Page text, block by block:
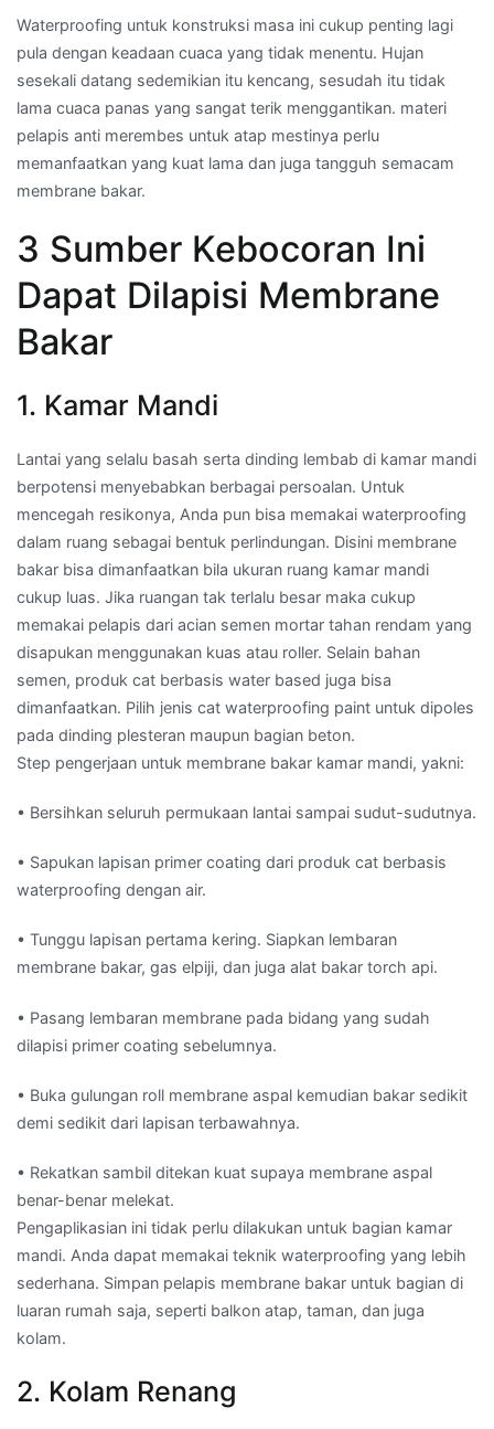
Waterproofing untuk konstruksi masa ini cukup penting lagi
pula dengan keadaan cuaca yang tidak menentu. Hujan
sesekali datang sedemikian itu kencang, sesudah itu tidak
lama cuaca panas yang sangat terik menggantikan. materi
pelapis anti merembes untuk atap mestinya perlu
memanfaatkan yang kuat lama dan juga tangguh semacam
membrane bakar.
3 Sumber Kebocoran Ini
Dapat Dilapisi Membrane
Bakar
1. Kamar Mandi
Lantai yang selalu basah serta dinding lembab di kamar mandi
berpotensi menyebabkan berbagai persoalan. Untuk
mencegah resikonya, Anda pun bisa memakai waterproofing
dalam ruang sebagai bentuk perlindungan. Disini membrane
bakar bisa dimanfaatkan bila ukuran ruang kamar mandi
cukup luas. Jika ruangan tak terlalu besar maka cukup
memakai pelapis dari acian semen mortar tahan rendam yang
disapukan menggunakan kuas atau roller. Selain bahan
semen, produk cat berbasis water based juga bisa
dimanfaatkan. Pilih jenis cat waterproofing paint untuk dipoles
pada dinding plesteran maupun bagian beton.
Step pengerjaan untuk membrane bakar kamar mandi, yakni:
• Bersihkan seluruh permukaan lantai sampai sudut-sudutnya.
• Sapukan lapisan primer coating dari produk cat berbasis
waterproofing dengan air.
• Tunggu lapisan pertama kering. Siapkan lembaran
membrane bakar, gas elpiji, dan juga alat bakar torch api.
• Pasang lembaran membrane pada bidang yang sudah
dilapisi primer coating sebelumnya.
• Buka gulungan roll membrane aspal kemudian bakar sedikit
demi sedikit dari lapisan terbawahnya.
• Rekatkan sambil ditekan kuat supaya membrane aspal
benar-benar melekat.
Pengaplikasian ini tidak perlu dilakukan untuk bagian kamar
mandi. Anda dapat memakai teknik waterproofing yang lebih
sederhana. Simpan pelapis membrane bakar untuk bagian di
luaran rumah saja, seperti balkon atap, taman, dan juga
kolam.
2. Kolam Renang